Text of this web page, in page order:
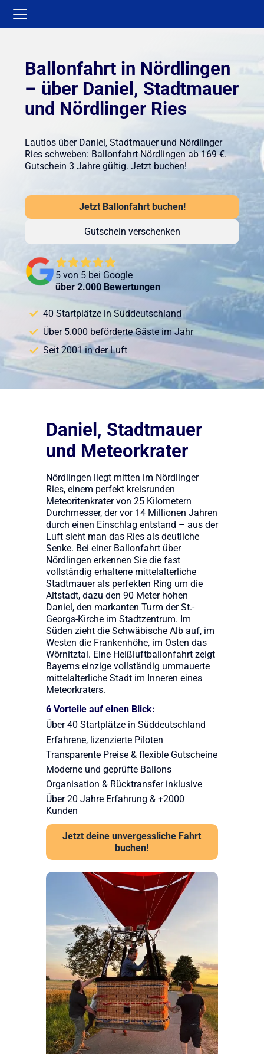
Ballonfahrt in Nördlingen
– über Daniel, Stadtmauer
und Nördlinger Ries
Lautlos über Daniel, Stadtmauer und Nördlinger
Ries schweben: Ballonfahrt Nördlingen ab 169 €.
Gutschein 3 Jahre gültig. Jetzt buchen!
Jetzt Ballonfahrt buchen!
Gutschein verschenken
5 von 5 bei Google
über 2.000 Bewertungen
40 Startplätze in Süddeutschland
Über 5.000 beförderte Gäste im Jahr
Seit 2001 in der Luft
Daniel, Stadtmauer
und Meteorkrater
Nördlingen liegt mitten im Nördlinger
Ries, einem perfekt kreisrunden
Meteoritenkrater von 25 Kilometern
Durchmesser, der vor 14 Millionen Jahren
durch einen Einschlag entstand – aus der
Luft sieht man das Ries als deutliche
Senke. Bei einer Ballonfahrt über
Nördlingen erkennen Sie die fast
vollständig erhaltene mittelalterliche
Stadtmauer als perfekten Ring um die
Altstadt, dazu den 90 Meter hohen
Daniel, den markanten Turm der St.-
Georgs-Kirche im Stadtzentrum. Im
Süden zieht die Schwäbische Alb auf, im
Westen die Frankenhöhe, im Osten das
Wörnitztal. Eine Heißluftballonfahrt zeigt
Bayerns einzige vollständig ummauerte
mittelalterliche Stadt im Inneren eines
Meteorkraters.
6 Vorteile auf einen Blick:
Über 40 Startplätze in Süddeutschland
Erfahrene, lizenzierte Piloten
Transparente Preise & flexible Gutscheine
Moderne und geprüfte Ballons
Organisation & Rücktransfer inklusive
Über 20 Jahre Erfahrung & +2000
Kunden
Jetzt deine unvergessliche Fahrt
buchen!